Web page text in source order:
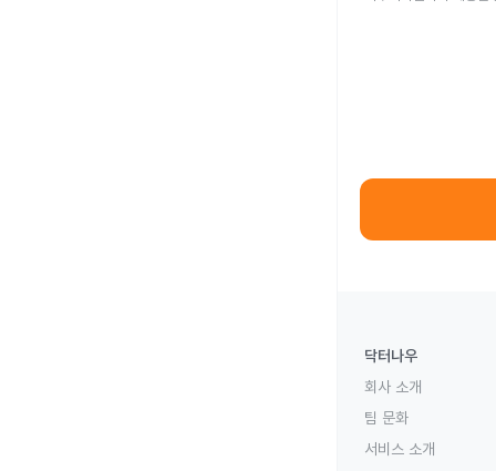
닥터나우
회사 소개
팀 문화
서비스 소개